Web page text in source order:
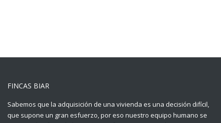
FINCAS BIAR
Sabemos que la adquisición de una vivienda es una decisión difícil,
que supone un gran esfuerzo, por eso nuestro equipo humano se